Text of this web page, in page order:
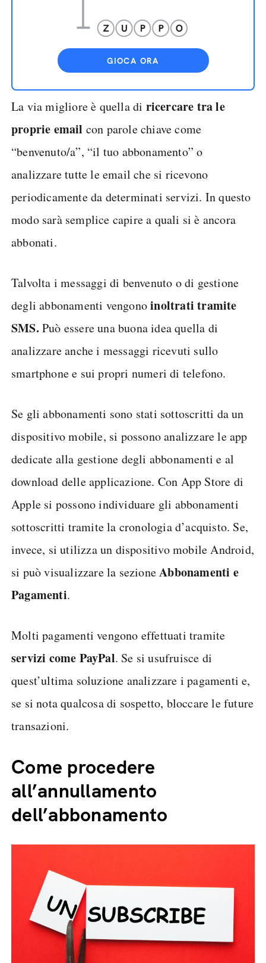
GIOCA ORA
La via migliore è quella di ricercare tra le
proprie email con parole chiave come
“benvenuto/a”, “il tuo abbonamento” o
analizzare tutte le email che si ricevono
periodicamente da determinati servizi. In questo
modo sarà semplice capire a quali si è ancora
abbonati.
Talvolta i messaggi di benvenuto o di gestione
degli abbonamenti vengonoinoltrati tramite
SMS. Può essere una buona idea quella di
analizzare anche i messaggi ricevuti sullo
smartphone e sui propri numeri di telefono.
Se gli abbonamenti sono stati sottoscritti da un
dispositivo mobile, si possono analizzare le app
dedicate alla gestione degli abbonamenti e al
download delle applicazione. Con App Store di
Apple si possono individuare gli abbonamenti
sottoscritti tramite la cronologia d’acquisto. Se,
invece, si utilizza un dispositivo mobile Android,
si può visualizzare la sezioneAbbonamenti e
Pagamenti.
Molti pagamenti vengono effettuati tramite
servizi come PayPal. Se si usufruisce di
quest’ultima soluzione analizzare i pagamenti e,
se si nota qualcosa di sospetto, bloccare le future
transazioni.
Come procedere
all’annullamento
dell’abbonamento